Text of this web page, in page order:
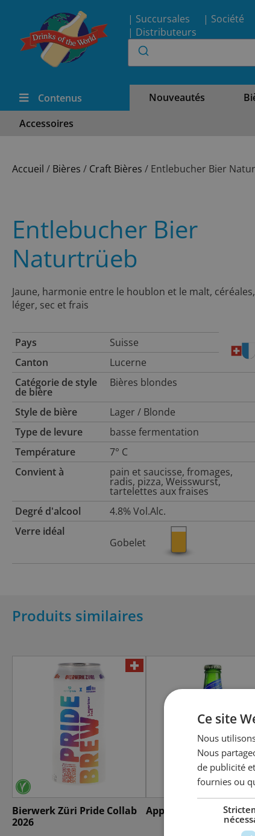
| Succursales | Société
| Distributeurs
Contenus Nouveautés
Accessoires
Accueil / Bières / Craft Bières / Entlebucher Bier
Entlebucher Bier
Naturtrüeb
Jaune, harmonie entre le houblon et le malt, céréales,
léger, sec et frais
Pays
Suisse
Canton
Lucerne
Catégorie de style
de bière
Bières blondes
Style de bière
Lager / Blonde
Type de levure
basse fermentation
Température
7° C
Convient à
pain et saucisse, fromages,
radis, pizza, Weisswurst,
tartelettes aux fraises
Degré d'alcool
4.8% Vol.Alc.
Verre idéal
Gobelet
Produits similaires
Bierwerk Züri Pride Collab
2026
Appenzeller
Ce site
Nous
Nous
de publicité
fournies ou